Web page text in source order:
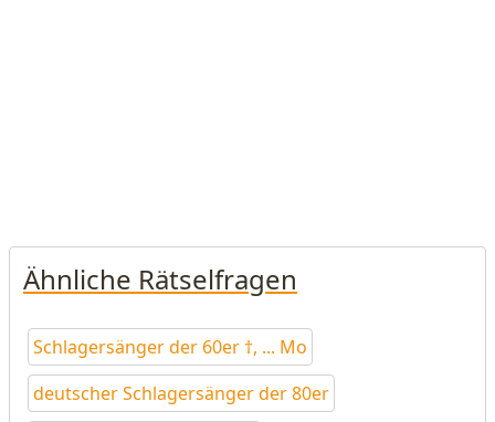
Ähnliche Rätselfragen
Schlagersänger der 60er †, ... Mo
deutscher Schlagersänger der 80er